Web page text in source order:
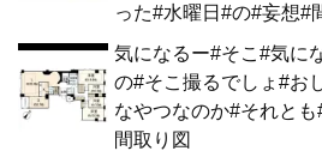
った#水曜日#の#妄想#
気になるー#そこ#気に
の#そこ撮るでしょ#お
なやつなのか#それと
間取り図